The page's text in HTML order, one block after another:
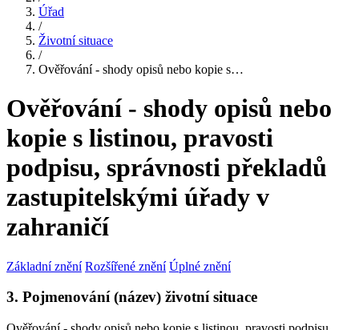
Úřad
/
Životní situace
/
Ověřování - shody opisů nebo kopie s…
Ověřování - shody opisů nebo
kopie s listinou, pravosti
podpisu, správnosti překladů
zastupitelskými úřady v
zahraničí
Základní znění Rozšířené znění Úplné znění
3. Pojmenování (název) životní situace